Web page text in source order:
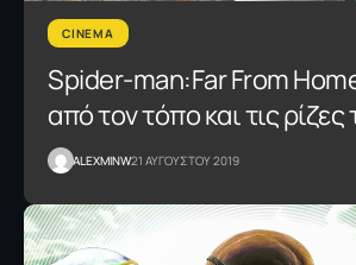
CINEMA
Spider-man:Far From
από τον τόπο και τις ρίζες
ALEXMINW21 ΑΥΓΟΥΣΤΟΥ 2019